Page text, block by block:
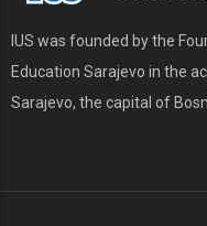
IUS was founded by the
Education Sarajevo in the
Sarajevo, the capital of